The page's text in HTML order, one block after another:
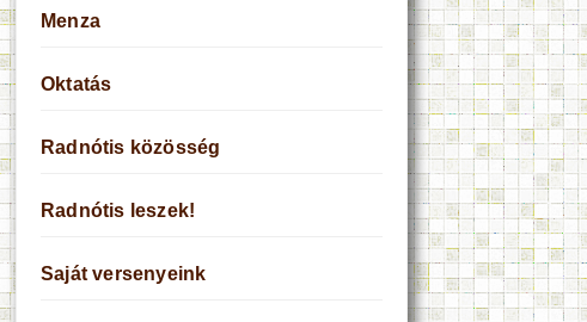
Menza
Oktatás
Radnótis közösség
Radnótis leszek!
Saját versenyeink